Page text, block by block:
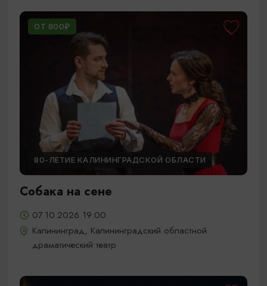
ОТ 800₽
80-ЛЕТИЕ КАЛИНИНГРАДСКОЙ ОБЛАСТИ
Собака на сене
07.10.2026 19:00
Калининград, Калининградский областной
драматический театр